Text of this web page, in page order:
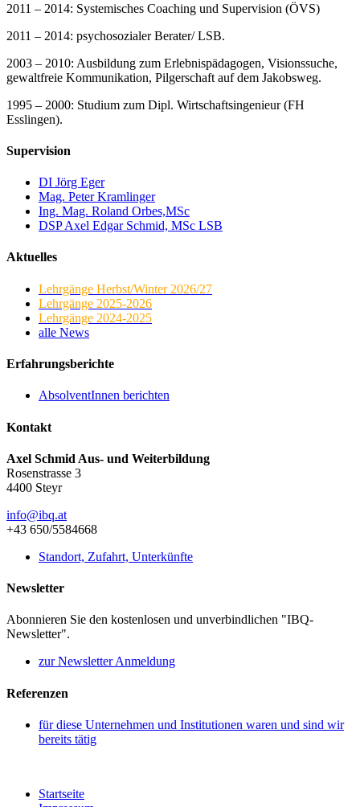
2011 – 2014: Systemisches Coaching und Supervision (ÖVS)
2011 – 2014: psychosozialer Berater/ LSB.
2003 – 2010: Ausbildung zum Erlebnispädagogen, Visionssuche,
gewaltfreie Kommunikation, Pilgerschaft auf dem Jakobsweg.
1995 – 2000: Studium zum Dipl. Wirtschaftsingenieur (FH
Esslingen).
Supervision
DI Jörg Eger
Mag. Peter Kramlinger
Ing. Mag. Roland Orbes,MSc
DSP Axel Edgar Schmid, MSc LSB
Aktuelles
Lehrgänge Herbst/Winter 2026/27
Lehrgänge 2025-2026
Lehrgänge 2024-2025
alle News
Erfahrungsberichte
AbsolventInnen berichten
Kontakt
Axel Schmid Aus- und Weiterbildung
Rosenstrasse 3
4400 Steyr
info@ibq.at
+43 650/5584668
Standort, Zufahrt, Unterkünfte
Newsletter
Abonnieren Sie den kostenlosen und unverbindlichen "IBQ-
Newsletter".
zur Newsletter Anmeldung
Referenzen
für diese Unternehmen und Institutionen waren und sind wir
bereits tätig
Startseite